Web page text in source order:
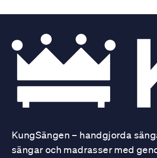
KungSängen – handgjorda
sängar och madrasser med